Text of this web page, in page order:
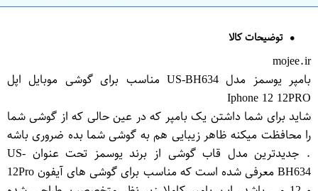
توضیحات کالا
mojee.ir
بامپر یوسمز مدل US-BH634 مناسب برای گوشی موبایل اپل
Iphone 12 12PRO
شاید برای شما داشتن یک بامپر که در عین حالی که از گوشی شما
را محافظت میکنه ظاهر زیبایی هم به گوشی شما بده ضروری باشه
. جدیدترین مدل قاب گوشی از برند یوسمز تحت عنوان US-
BH634 معرفی شده است که مناسب برای گوشی های آیفون 12Pro